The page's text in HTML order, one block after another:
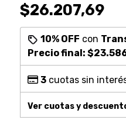
$26.207,69
10% OFF con
Precio final:
3cuotas sin
Ver cuotas y